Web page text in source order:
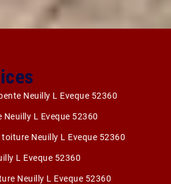
Neuilly L Eveque 52360
L Eveque 52360
Neuilly L Eveque 52360
L Eveque 52360
Neuilly L Eveque 52360